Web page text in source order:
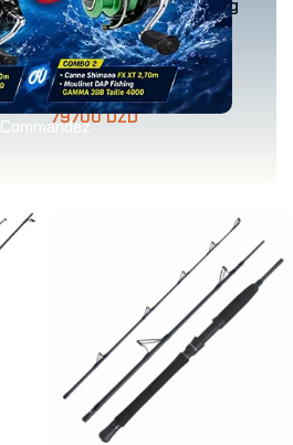
Commandez
Type Jigging Spin 250g
Shimano
En stock
79700DZD